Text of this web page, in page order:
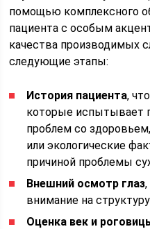
помощью комплексного
пациента с особым
качества производимых
следующие этапы:
История пациента,
которые испытывает
проблем со
или экологические
причиной проблемы
Внешний осмотр глаз
внимание на
Оценка век и